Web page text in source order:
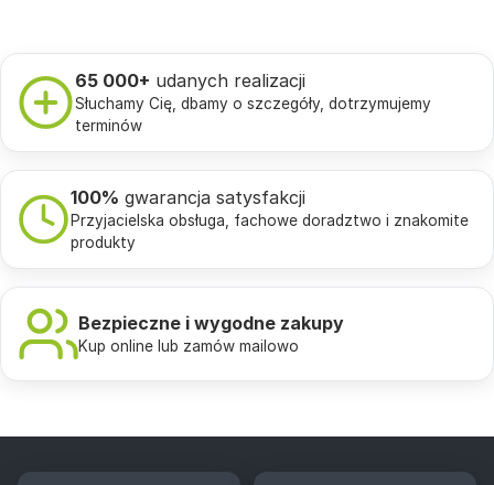
65 000+ udanych realizacji
Słuchamy Cię, dbamy o szczegóły, dotrzymujemy
terminów
100% gwarancja satysfakcji
Przyjacielska obsługa, fachowe doradztwo i znakomite
produkty
Bezpieczne i wygodne zakupy
Kup online lub zamów mailowo